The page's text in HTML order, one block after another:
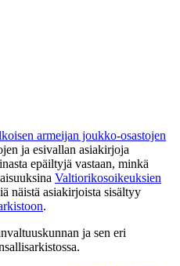
armeijan joukko-osastojen
ja esivallan asiakirjoja
epäiltyjä vastaan, minkä
Valtiorikosoikeuksien
näistä asiakirjoista sisältyy
.
ja sen eri